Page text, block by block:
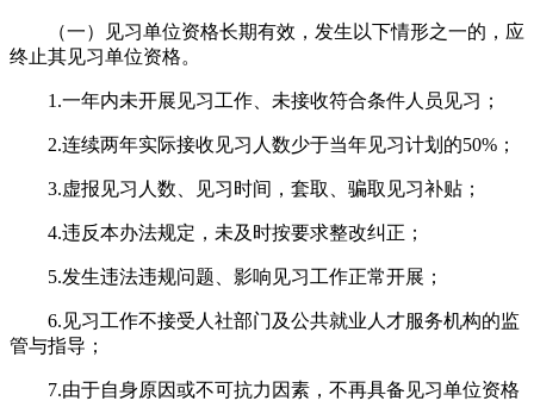
（一）见习单位资格长期有效，发生以下情形之一的，应
终止其见习单位资格。
1.一年内未开展见习工作、未接收符合条件人员见习；
2.连续两年实际接收见习人数少于当年见习计划的50%；
3.虚报见习人数、见习时间，套取、骗取见习补贴；
4.违反本办法规定，未及时按要求整改纠正；
5.发生违法违规问题、影响见习工作正常开展；
6.见习工作不接受人社部门及公共就业人才服务机构的监
管与指导；
7.由于自身原因或不可抗力因素，不再具备见习单位资格